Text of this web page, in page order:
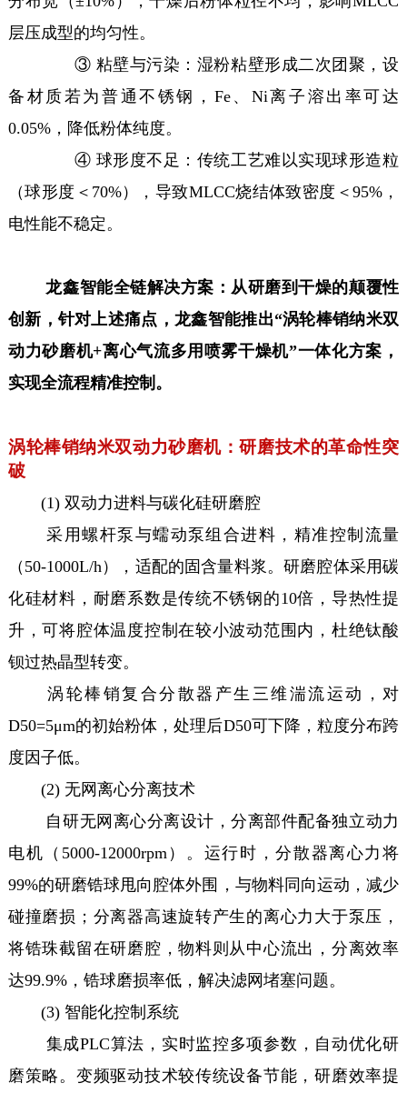
层压成型的均匀性。
③ 粘壁与污染：湿粉粘壁形成二次团聚，设
备材质若为普通不锈钢，Fe、Ni离子溶出率可达
0.05%，降低粉体纯度。
④ 球形度不足：传统工艺难以实现球形造粒
（球形度＜70%），导致MLCC烧结体致密度＜95%，
电性能不稳定。
龙鑫智能全链解决方案：从研磨到干燥的颠覆性
创新，针对上述痛点，龙鑫智能推出“涡轮棒销纳米双
动力砂磨机+离心气流多用喷雾干燥机”一体化方案，
实现全流程精准控制。
涡轮棒销纳米双动力砂磨机：研磨技术的革命性突
破
(1) 双动力进料与碳化硅研磨腔
采用螺杆泵与蠕动泵组合进料，精准控制流量
（50-1000L/h），适配的固含量料浆。研磨腔体采用碳
化硅材料，耐磨系数是传统不锈钢的10倍，导热性提
升，可将腔体温度控制在较小波动范围内，杜绝钛酸
钡过热晶型转变。
涡轮棒销复合分散器产生三维湍流运动，对
D50=5μm的初始粉体，处理后D50可下降，粒度分布跨
度因子低。
(2) 无网离心分离技术
自研无网离心分离设计，分离部件配备独立动力
电机（5000-12000rpm）。运行时，分散器离心力将
99%的研磨锆球甩向腔体外围，与物料同向运动，减少
碰撞磨损；分离器高速旋转产生的离心力大于泵压，
将锆珠截留在研磨腔，物料则从中心流出，分离效率
达99.9%，锆球磨损率低，解决滤网堵塞问题。
(3) 智能化控制系统
集成PLC算法，实时监控多项参数，自动优化研
磨策略。变频驱动技术较传统设备节能，研磨效率提